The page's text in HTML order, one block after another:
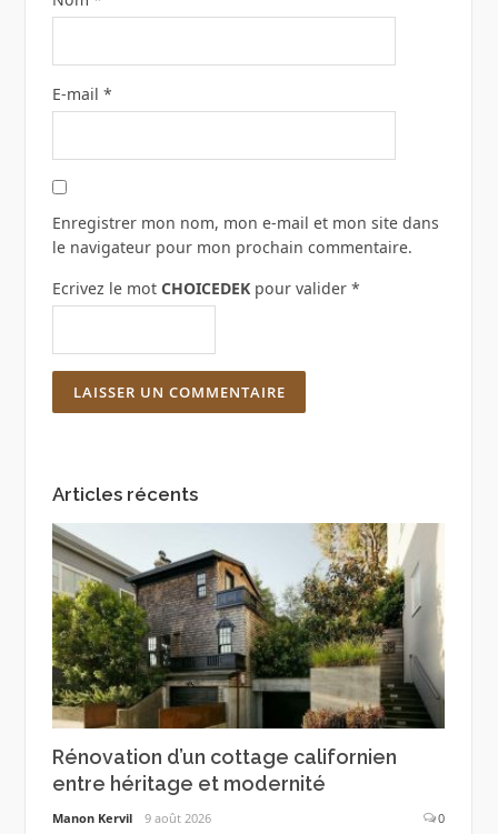
E-mail *
Enregistrer mon nom, mon e-mail et mon site dans
le navigateur pour mon prochain commentaire.
Ecrivez le mot CHOICEDEKpour valider *
Articles récents
Rénovation d’un cottage californien
entre héritage et modernité
Manon Kervil 9 août 2026 0